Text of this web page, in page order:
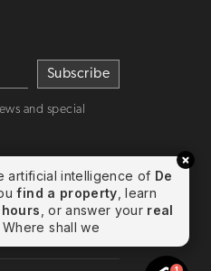
and special
artificial intelligence of De
find a property , learn
, or answer your real
Where shall we start? 🔍